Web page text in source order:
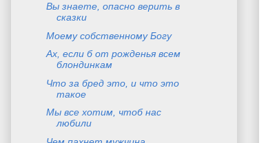
Вы знаете, опасно верить в
сказки
Моему собственному Богу
Ах, если б от рожденья всем
блондинкам
Что за бред это, и что это
такое
Мы все хотим, чтоб нас
любили